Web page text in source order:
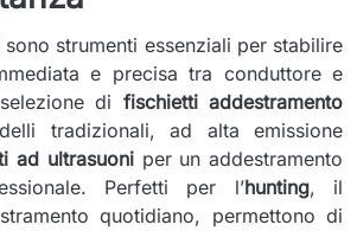
sono strumenti essenziali per stabilire
e precisa tra conduttore e
di fischietti addestramento
tradizionali, ad alta emissione
ad ultrasuoniper un addestramento
Perfetti per l’hunting, il
quotidiano, permettono di